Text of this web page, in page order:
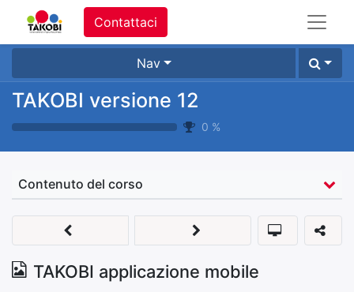
Contattaci
Nav
TAKOBI versione 12
0 %
Contenuto del corso
TAKOBI applicazione mobile